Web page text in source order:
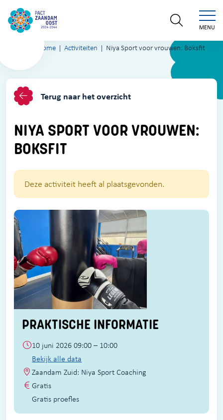
MENU
Home Activiteiten Niya Sport voor vrouwen: Boksfit
Terug naar het overzicht
NIYA SPORT VOOR VROUWEN:
BOKSFIT
Deze activiteit heeft al plaatsgevonden.
PRAKTISCHE INFORMATIE
10 juni 2026 09:00 – 10:00
Bekijk alle data
Zaandam Zuid: Niya Sport Coaching
Gratis
Gratis proefles